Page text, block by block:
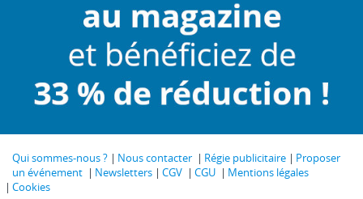
Qui sommes-nous ? Nous contacter Régie publicitaire
Proposer
un événement
Newsletters CGV CGU
Mentions légales
Cookies